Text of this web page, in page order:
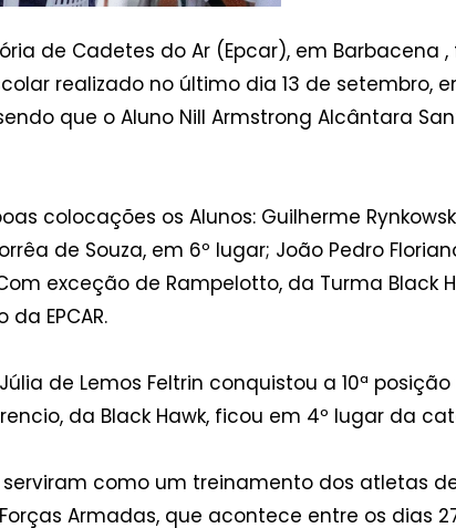
de Cadetes do Ar (Epcar), em
realizado no último dia 13 de setembro,
que o Aluno Nill Armstrong Alcântara
colocações os Alunos: Guilherme
de Souza, em 6º lugar; João Pedro
exceção de Rampelotto, da Turma
EPCAR.
de Lemos Feltrin conquistou a 10ª
da Black Hawk, ficou em 4º lugar da
como um treinamento dos atletas
Armadas, que acontece entre os dias